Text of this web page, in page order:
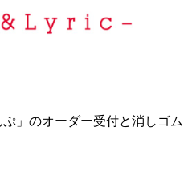
」のオーダー受付と消しゴム